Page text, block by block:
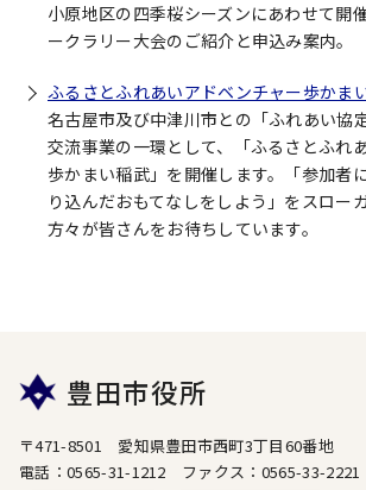
小原地区の四季桜シーズンにあわせて開
ークラリー大会のご紹介と申込み案内。
ふるさとふれあいアドベンチャー歩かま
名古屋市及び中津川市との「ふれあい協
交流事業の一環として、「ふるさとふれ
歩かまい稲武」を開催します。「参加者
り込んだおもてなしをしよう」をスロー
方々が皆さんをお待ちしています。
豊田市役所
〒471-8501 愛知県豊田市西町3丁目60番地
電話：0565-31-1212 ファクス：0565-33-2221